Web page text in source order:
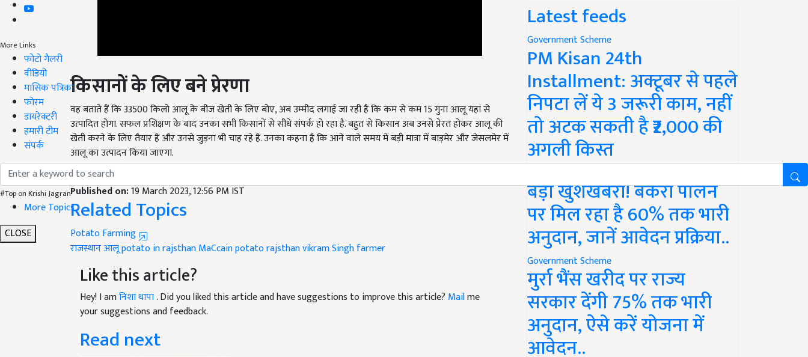
More Links
फोटो गैलरी
वीडियो
मासिक पत्रिका
फोरम
डायरेक्टरी
हमारी टीम
संपर्क
#Top on Krishi Jagran
More Topics
CLOSE
किसानों के लिए बने प्रेरणा
वह बताते हैं कि 33500 किलो आलू के बीज खेती के लिए बोए, अब उम्मीद लगाई जा रही है कि कम से कम 15 गुना आलू यहां से
उत्पादित होगा. सफल प्रशिक्षण के बाद उनका सभी किसानों से सीधे संपर्क हो रहा है. बहुत से किसान अब उनसे प्रेरत होकर आलू की
खेती करने के लिए तैयार हैं और उनसे जुड़ना भी चाह रहे हैं. उनका कहना है कि आने वाले समय में बड़ी मात्रा में बाड़मेर और जेसलमेर में
आलू का उत्पादन किया जाएगा.
English Summary:Vikram Singh grew potatoes for the first time in Taratara village Barmer, Rajasthan
Published on:
Related Topics
Potato Farming
राजस्थान आलूpotato in rajsthan
Like this article?
Hey! I amनिशा थापा . Did you liked this article and have suggestions to improve this article?
your suggestions and feedback.
Read next
Latest feeds
Government Scheme
PM Kisan 24th
Installment: अक्टूबर से पहले
निपटा लें ये 3 जरूरी काम, नहीं
तो अटक सकती है ₹2,000 की
अगली किस्त
बड़ी खुशखबरी! बकरी पालन
पर मिल रहा है 60% तक भारी
अनुदान, जानें आवेदन प्रक्रिया..
Government Scheme
मुर्रा भैंस खरीद पर राज्य
सरकार देंगी 75% तक भारी
अनुदान, ऐसे करें योजना में
आवेदन..